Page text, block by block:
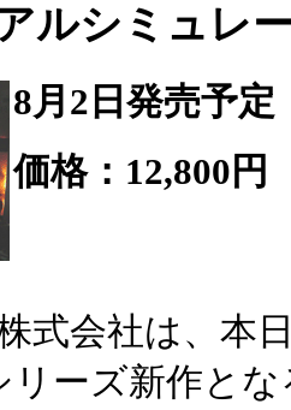
ルシミュレ
8月2日発売予定
価格：12,800円
式会社は、本
リーズ新作と